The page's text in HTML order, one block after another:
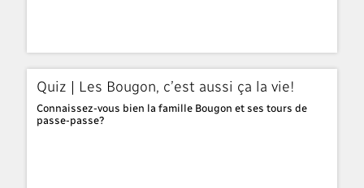
Quiz | Les Bougon, c’est aussi ça la vie!
Connaissez-vous bien la famille Bougon et ses tours de
passe-passe?